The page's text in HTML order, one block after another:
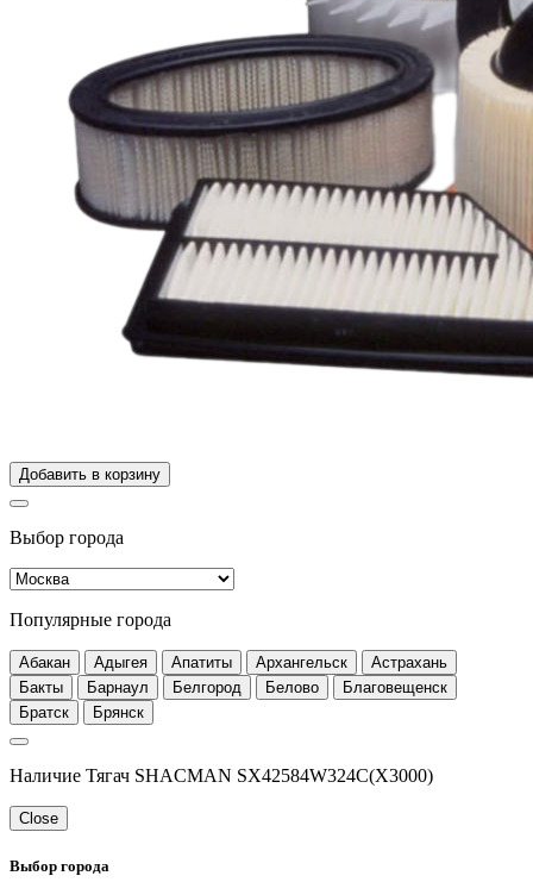
Добавить в корзину
Выбор города
Популярные города
Абакан Адыгея Апатиты Архангельск
Астрахань
Бакты
Барнаул Белгород Белово
Благовещенск
Братск
Брянск
Наличие Тягач SHACMAN SX42584W324C(X3000)
Close
Выбор города